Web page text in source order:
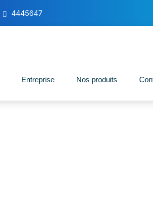
4445647
Entreprise Nos produits